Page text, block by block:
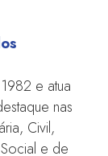
e atua
nas
Civil,
e de